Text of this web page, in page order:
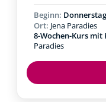
Beginn:
Ort: Jena Paradies
8-Wochen-Kurs
Paradies